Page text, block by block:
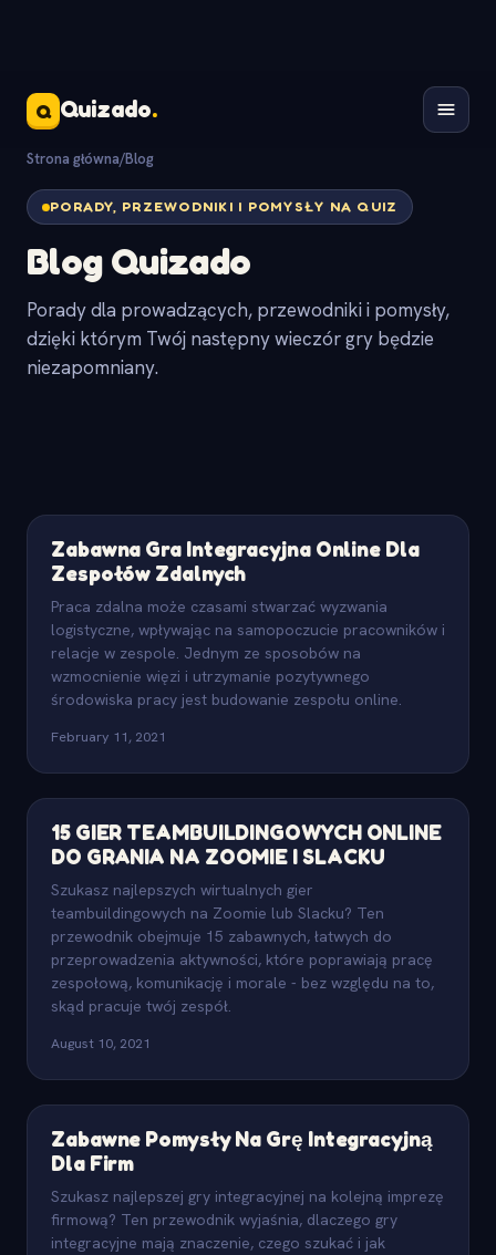
Q Quizado.
Strona główna/Blog
PORADY, PRZEWODNIKI I POMYSŁY NA QUIZ
Blog Quizado
Porady dla prowadzących, przewodniki i pomysły,
dzięki którym Twój następny wieczór gry będzie
niezapomniany.
Zabawna Gra Integracyjna Online Dla
Zespołów Zdalnych
Praca zdalna może czasami stwarzać wyzwania
logistyczne, wpływając na samopoczucie pracowników i
relacje w zespole. Jednym ze sposobów na
wzmocnienie więzi i utrzymanie pozytywnego
środowiska pracy jest budowanie zespołu online.
February 11, 2021
15 GIER TEAMBUILDINGOWYCH ONLINE
DO GRANIA NA ZOOMIE I SLACKU
Szukasz najlepszych wirtualnych gier
teambuildingowych na Zoomie lub Slacku? Ten
przewodnik obejmuje 15 zabawnych, łatwych do
przeprowadzenia aktywności, które poprawiają pracę
zespołową, komunikację i morale - bez względu na to,
skąd pracuje twój zespół.
August 10, 2021
Zabawne Pomysły Na Grę Integracyjną
Dla Firm
Szukasz najlepszej gry integracyjnej na kolejną imprezę
firmową? Ten przewodnik wyjaśnia, dlaczego gry
integracyjne mają znaczenie, czego szukać i jak